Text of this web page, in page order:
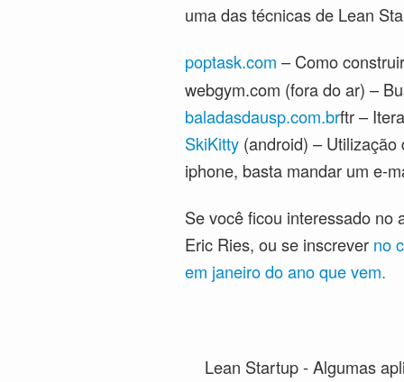
uma das técnicas de Lean
poptask.com – Como
webgym.com (fora do ar) –
baladasdausp.com.brftr –
SkiKitty (android) –
iphone, basta mandar um e-
Se você ficou interessado
Eric Ries, ou se inscrever no
em janeiro do ano que vem.
Lean Startup - Algumas